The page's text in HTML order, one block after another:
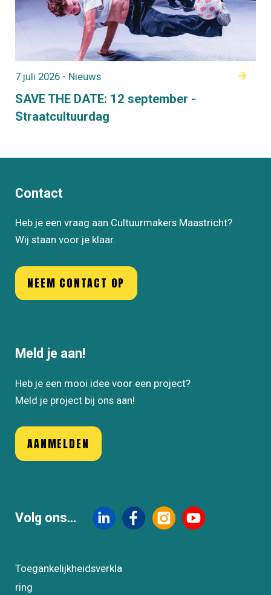
SAVE THE DATE: 12 september -
Straatcultuurdag
7 juli 2026 - Nieuws
Contact
Heb je een vraag aan Cultuurmakers Maastricht?
Wij staan voor je klaar.
NEEM CONTACT OP
Meld je aan!
Heb je een mooi idee voor een project?
Meld je project bij ons aan!
AANMELDEN
Volg ons...
Toegankelijkheidsverkla
ring